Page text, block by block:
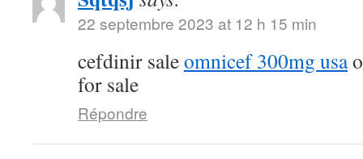
22 septembre 2023 at 12 h 15 min
cefdinir saleomnicef 300mg usa
for sale
Répondre